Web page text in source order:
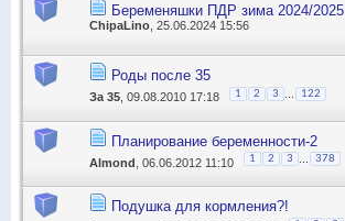
Беременяшки ПДР зима 2024/2025
ChipaLino , 25.06.2024 15:56
Роды после 35
За 35 , 09.08.2010 17:18 1 2 3 122
Планирование беременности-2
Almond , 06.06.2012 11:10 1 2 3 ... 378
Подушка для кормления?!